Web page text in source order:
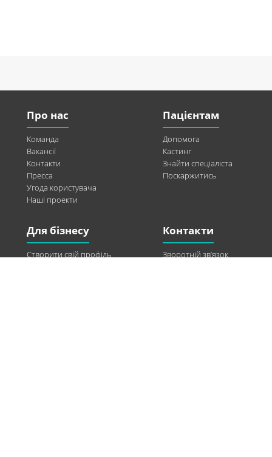
Про нас
Команда
Вакансії
Контакти
Пресса
Угода користувача
Наші проекти
Пацієнтам
Допомога
Кастинг
Знайти спеціаліста
Поскаржитись
Для бізнесу
Створити свій профіль
Контакти
Зворотній зв’язок